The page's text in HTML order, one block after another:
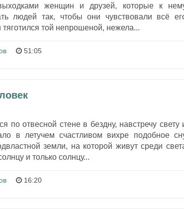
женщин и друзей, которые к
людей так, чтобы они чувствовали всё
той непрошеной, нежела...
51:05
по отвесной стене в бездну, навстречу свету
в летучем счастливом вихре подобное
земли, на которой живут среди
и только солнцу...
16:20